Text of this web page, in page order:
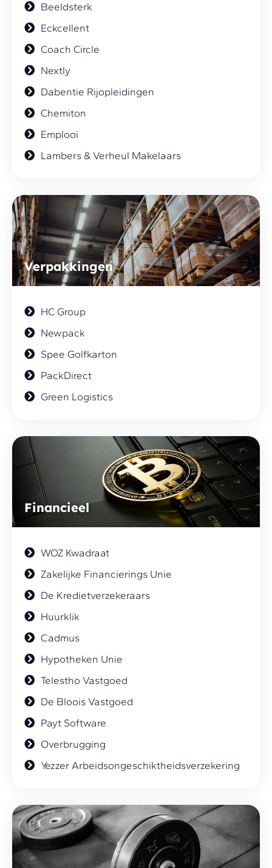
Beeldsterk
Eckcellent
Coach Circle
Nextly
Dabentie Rijopleidingen
Chemiton
Emplooi
Lambers & Verheul Makelaars
Verpakkingen
HC Group
Newpack
Spee Golfkarton
PackDirect
Green Logistics
Financieel
WOZ Kwadraat
Zakelijke Financierings Unie
De Kredietverzekeraars
Huurklik
Cadmus
Hypotheken Unie
Telestho Vastgoed
De Bloois Vastgoed
Payt Software
Overbrugging
Yezzer Arbeidsongeschiktheidsverzekering